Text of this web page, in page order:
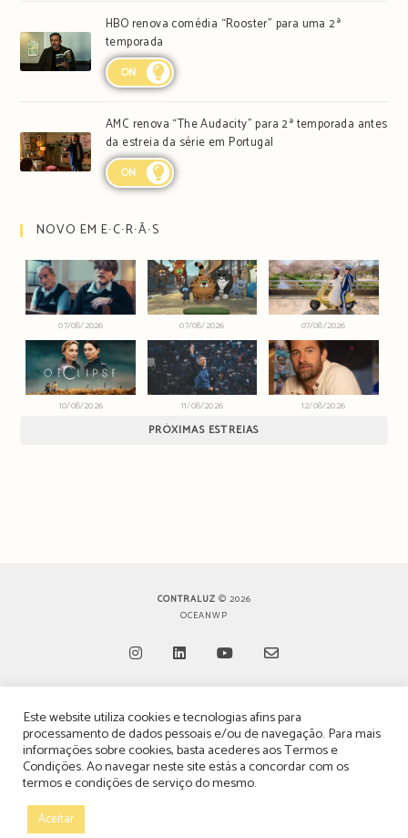
HBO renova comédia “Rooster” para uma 2ª
temporada
ON
AMC renova “The Audacity” para 2ª temporada antes
da estreia da série em Portugal
ON
NOVO EM E∙C∙R∙Ã∙S
07/08/2026 07/08/2026 07/08/2026
10/08/2026 11/08/2026 12/08/2026
PRÓXIMAS ESTREIAS
CONTRALUZ © 2026
OCEANWP
in
a
new
in
a
new
tab
in
a
new
in
a
new
TERMOS, CONDIÇÕES & POLÍTICA DE PRIVACIDADE
ESTATUTO EDITORIAL
POLÍTICA DE PUBLICIDADE E ANÚNCIOS
Este website utiliza cookies e tecnologias afins para
processamento de dados pessoais e/ou de navegação. Para mais
informações sobre cookies, basta acederes aosTermos e
Condições. Ao navegar neste site estás a concordar com os
termos e condições de serviço do mesmo.
Aceitar